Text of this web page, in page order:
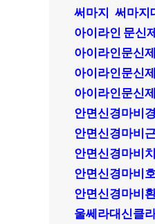
써마지 써마지
아이라인 문신
아이라인문신
아이라인문신
아이라인문신
안면신경마비
안면신경마비
안면신경마비
안면신경마비
안면신경마비
울쎄라대신클